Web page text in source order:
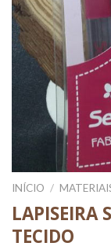
INÍCIO /
LAPISEIRA
TECIDO